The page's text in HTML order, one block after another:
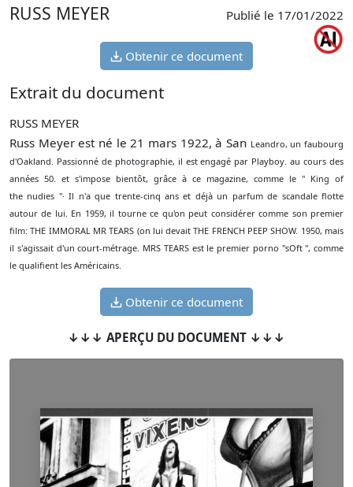
RUSS MEYER Publié le 17/01/2022
Obtenir ce document
Extrait du document
RUSS MEYER
Russ Meyer est né le 21 mars 1922, à San Leandro, un faubourg
d'Oakland. Passionné de photographie, il est engagé par Playboy. aucours des
années 50. et s'impose bientôt, grâce à ce magazine, comme le " King of
the nudies "· Il n'a que trente-cinq ans et déjà un parfum de scandale flotte
autour de lui. En 1959, il tourne ce qu'on peut considérercomme son premier
film: THE IMMORAL MR TEARS (on lui devait THE FRENCH PEEP SHOW. 1950, mais
il s'agissait d'uncourt-métrage. MRS TEARS est le premier porno "sOft ", comme
le qualifient les Américains.
Obtenir ce document
↓↓↓ APERÇU DU DOCUMENT ↓↓↓